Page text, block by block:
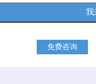
免费咨询